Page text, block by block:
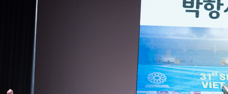
학교 CI
교직원현황
학생현황
위치/전화